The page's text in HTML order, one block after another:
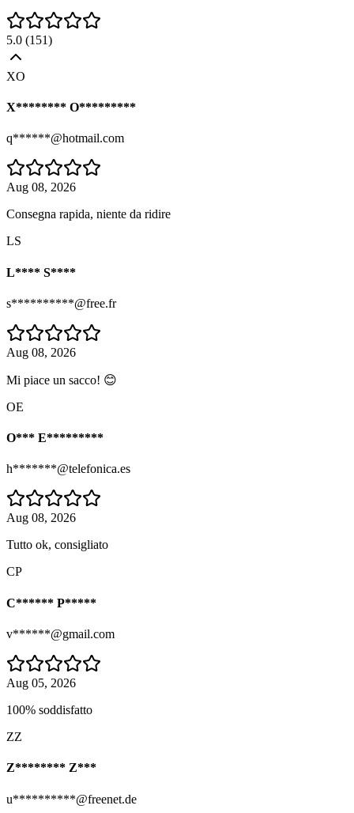
5.0 (151)
XO
X******** O*********
q******@hotmail.com
Aug 08, 2026
Consegna rapida, niente da ridire
LS
L**** S****
s**********@free.fr
Aug 08, 2026
Mi piace un sacco! 😊
OE
O*** E*********
h*******@telefonica.es
Aug 08, 2026
Tutto ok, consigliato
CP
C****** P*****
v******@gmail.com
Aug 05, 2026
100% soddisfatto
ZZ
Z******** Z***
u**********@freenet.de